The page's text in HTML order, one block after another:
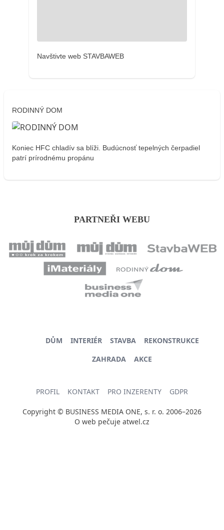
Navštivte web STAVBAWEB
RODINNÝ DOM
Koniec HFC chladív sa blíži. Budúcnosť tepelných čerpadiel
patrí prírodnému propánu
PARTNEŘI WEBU
DŮM INTERIÉR STAVBA
REKONSTRUKCE
ZAHRADA
AKCE
PROFIL KONTAKT PRO INZERENTY GDPR
Copyright © BUSINESS MEDIA ONE, s. r. o. 2006–2026